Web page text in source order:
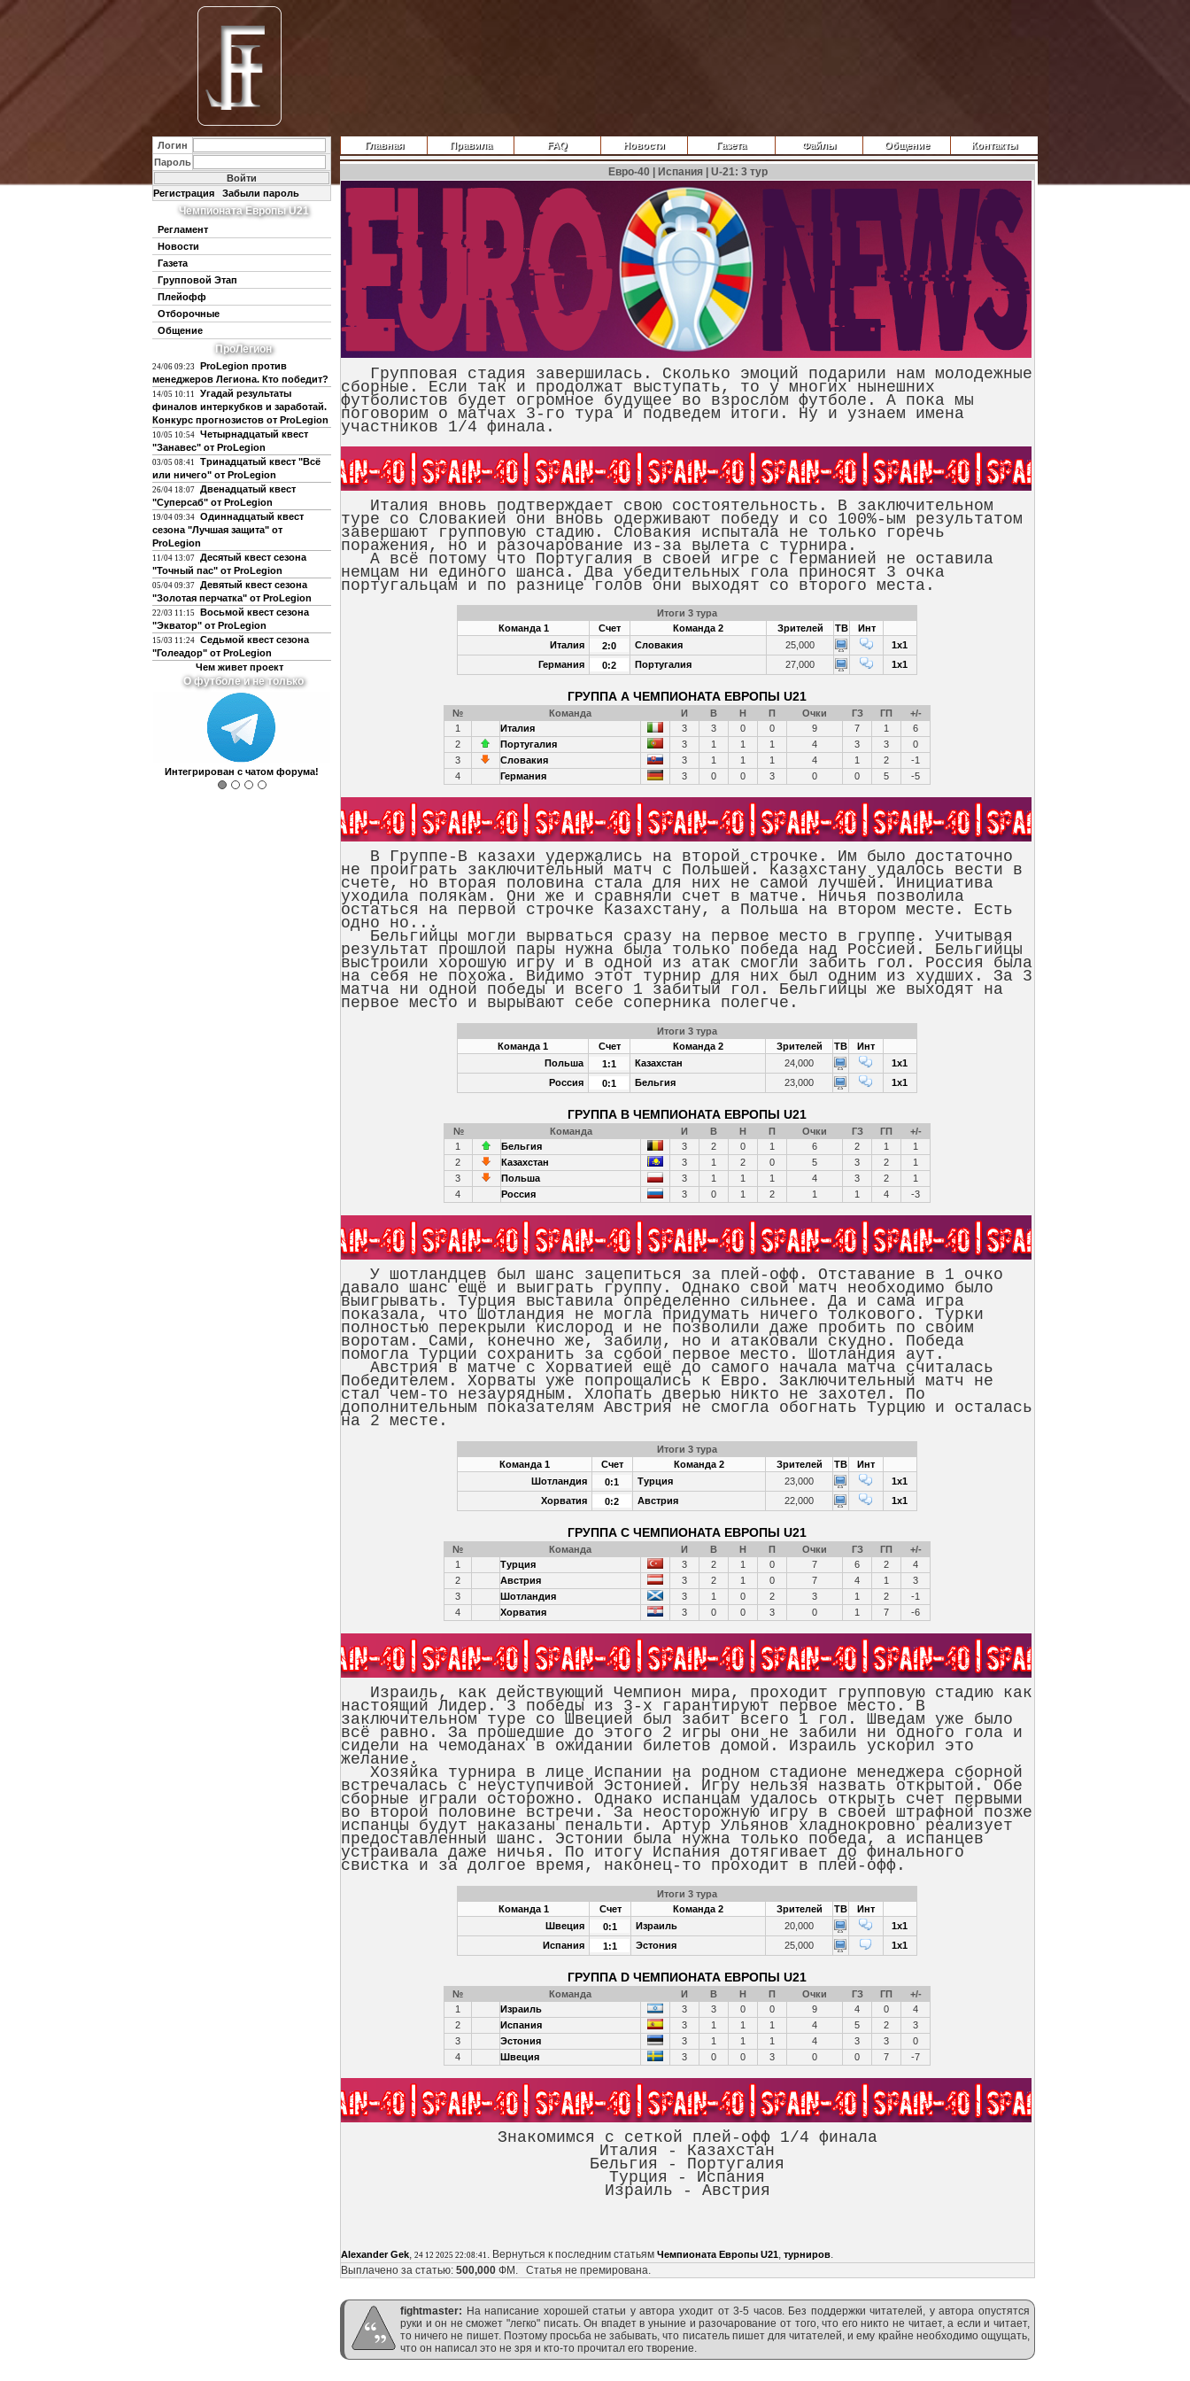
Логин
Пароль
Регистрация Забыли пароль
Чемпионата Европы U21
Регламент
Новости
Газета
Групповой Этап
Плейофф
Отборочные
Общение
ПроЛегион
24/06 09:23
ProLegion против
менеджеров Легиона. Кто победит?
14/05 10:11
Угадай результаты
финалов интеркубков и заработай.
Конкурс прогнозистов от ProLegion
10/05 10:54 Четырнадцатый квест
"Занавес" от ProLegion
03/05 08:41
Тринадцатый квест "Всё
или ничего" от ProLegion
26/04 18:07 Двенадцатый квест
"Суперсаб" от ProLegion
19/04 09:34 Одиннадцатый квест
сезона "Лучшая защита" от
ProLegion
11/04 13:07 Десятый квест сезона
"Точный пас" от ProLegion
05/04 09:37 Девятый квест сезона
"Золотая перчатка" от ProLegion
22/03 11:15
Восьмой квест сезона
"Экватор" от ProLegion
15/03 11:24 Седьмой квест сезона
"Голеадор" от ProLegion
Чем живет проект
О футболе и не только
Интегрирован с чатом форума!
Главная Правила FAQ Новости Газета Файлы Общение Контакты
Евро-40 | Испания | U-21: 3 тур
Групповая стадия завершилась. Сколько эмоций подарили нам молодежные
сборные. Если так и продолжат выступать, то у многих нынешних
футболистов будет огромное будущее во взрослом футболе. А пока мы
поговорим о матчах 3-го тура и подведем итоги. Ну и узнаем имена
участников 1/4 финала.
Италия вновь подтверждает свою состоятельность. В заключительном
туре со Словакией они вновь одерживают победу и со 100%-ым результатом
завершают групповую стадию. Словакия испытала не только горечь
поражения, но и разочарование из-за вылета с турнира.
А всё потому что Португалия в своей игре с Германией не оставила
немцам ни единого шанса. Два убедительных гола приносят 3 очка
португальцам и по разнице голов они выходят со второго места.
Итоги 3 тура
Команда 1
Счет Команда 2 Зрителей ТВ
Инт
Италия
2:0 Словакия 25,000
1x1
Германия
0:2 Португалия 27,000 1x1
ГРУППА А ЧЕМПИОНАТА ЕВРОПЫ U21
№ Команда И В Н П Очки ГЗ ГП
+/-
1
Италия 3 3 0 0 9 7 1
6
2
Португалия 3 1 1 1 4 3 3
0
3
Словакия 3 1 1 1 4 1 2
-1
4
Германия 3 0 0 3 0 0 5 -5
В Группе-В казахи удержались на второй строчке. Им было достаточно
не проиграть заключительный матч с Польшей. Казахстану удалось вести в
счете, но вторая половина стала для них не самой лучшей. Инициатива
уходила полякам. Они же и сравняли счет в матче. Ничья позволила
остаться на первой строчке Казахстану, а Польша на втором месте. Есть
одно но...
Бельгийцы могли вырваться сразу на первое место в группе. Учитывая
результат прошлой пары нужна была только победа над Россией. Бельгийцы
выстроили хорошую игру и в одной из атак смогли забить гол. Россия была
на себя не похожа. Видимо этот турнир для них был одним из худших. За 3
матча ни одной победы и всего 1 забитый гол. Бельгийцы же выходят на
первое место и вырывают себе соперника полегче.
Итоги 3 тура
Команда 1
Счет Команда 2 Зрителей ТВ
Инт
Польша
1:1 Казахстан 24,000
1x1
Россия
0:1 Бельгия 23,000 1x1
ГРУППА B ЧЕМПИОНАТА ЕВРОПЫ U21
№ Команда И В Н П Очки ГЗ ГП
+/-
1
Бельгия 3 2 0 1 6 2 1
1
2
Казахстан 3 1 2 0 5 3 2
1
3
Польша 3 1 1 1 4 3 2
1
4
Россия 3 0 1 2 1 1 4 -3
У шотландцев был шанс зацепиться за плей-офф. Отставание в 1 очко
давало шанс ещё и выиграть группу. Однако свой матч необходимо было
выигрывать. Турция выставила определенно сильнее. Да и сама игра
показала, что Шотландия не могла придумать ничего толкового. Турки
полностью перекрыли кислород и не позволили даже пробить по своим
воротам. Сами, конечно же, забили, но и атаковали скудно. Победа
помогла Турции сохранить за собой первое место. Шотландия аут.
Австрия в матче с Хорватией ещё до самого начала матча считалась
Победителем. Хорваты уже попрощались к Евро. Заключительный матч не
стал чем-то незаурядным. Хлопать дверью никто не захотел. По
дополнительным показателям Австрия не смогла обогнать Турцию и осталась
на 2 месте.
Итоги 3 тура
Команда 1
Счет Команда 2 Зрителей ТВ
Инт
Шотландия
0:1 Турция 23,000
1x1
Хорватия
0:2 Австрия 22,000 1x1
ГРУППА C ЧЕМПИОНАТА ЕВРОПЫ U21
№ Команда И В Н П Очки ГЗ ГП
+/-
1
Турция 3 2 1 0 7 6 2
4
2
Австрия 3 2 1 0 7 4 1
3
3
Шотландия 3 1 0 2 3 1 2
-1
4
Хорватия 3 0 0 3 0 1 7 -6
Израиль, как действующий Чемпион мира, проходит групповую стадию как
настоящий Лидер. 3 победы из 3-х гарантируют первое место. В
заключительном туре со Швецией был забит всего 1 гол. Шведам уже было
всё равно. За прошедшие до этого 2 игры они не забили ни одного гола и
сидели на чемоданах в ожидании билетов домой. Израиль ускорил это
желание.
Хозяйка турнира в лице Испании на родном стадионе менеджера сборной
встречалась с неуступчивой Эстонией. Игру нельзя назвать открытой. Обе
сборные играли осторожно. Однако испанцам удалось открыть счет первыми
во второй половине встречи. За неосторожную игру в своей штрафной позже
испанцы будут наказаны пенальти. Артур Ульянов хладнокровно реализует
предоставленный шанс. Эстонии была нужна только победа, а испанцев
устраивала даже ничья. По итогу Испания дотягивает до финального
свистка и за долгое время, наконец-то проходит в плей-офф.
Итоги 3 тура
Команда 1
Счет Команда 2 Зрителей ТВ
Инт
Швеция
0:1 Израиль 20,000
1x1
Испания
1:1 Эстония 25,000 1x1
ГРУППА D ЧЕМПИОНАТА ЕВРОПЫ U21
№ Команда И В Н П Очки ГЗ ГП
+/-
1
Израиль 3 3 0 0 9 4 0
4
2
Испания 3 1 1 1 4 5 2
3
3
Эстония 3 1 1 1 4 3 3
0
4
Швеция 3 0 0 3 0 0 7 -7
Знакомимся с сеткой плей-офф 1/4 финала
Италия - Казахстан
Бельгия - Португалия
Турция - Испания
Израиль - Австрия
Alexander Gek, 24 12 2025 22:08:41 . Вернуться к последним статьям Чемпионата Европы U21, турниров.
Выплачено за статью: 500,000 ФМ. Статья не премирована.
fightmaster: На написание хорошей статьи у автора уходит от 3-5 часов. Без поддержки читателей, у автора опустятся
руки и он не сможет "легко" писать. Он впадет в уныние и разочарование от того, что его никто не читает, а если и читает,
то ничего не пишет. Поэтому просьба не забывать, что писатель пишет для читателей, и ему крайне необходимо ощущать,
что он написал это не зря и кто-то прочитал его творение.